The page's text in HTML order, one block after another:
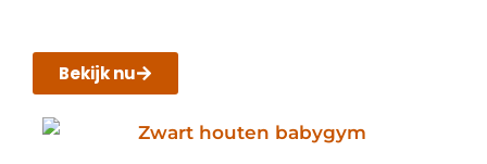
Bekijk nu